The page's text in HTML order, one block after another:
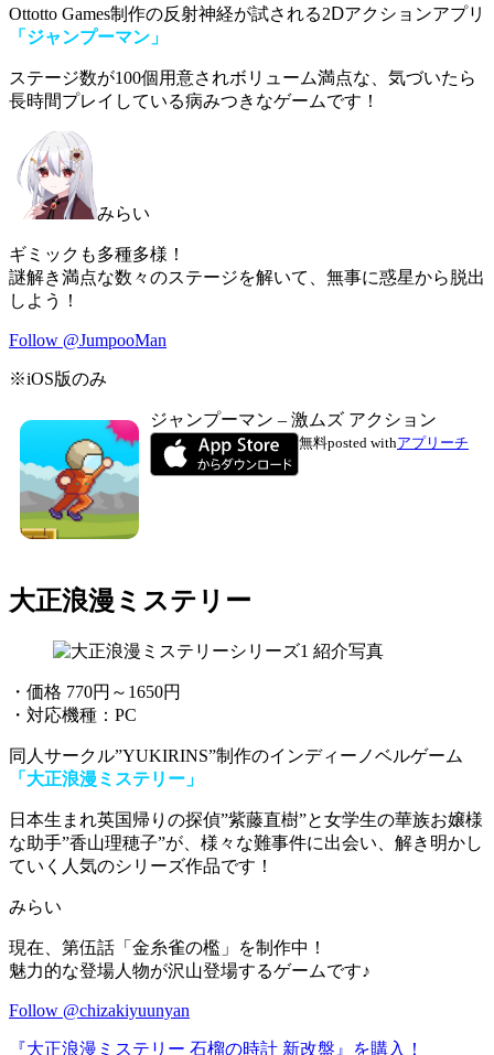
Ottotto Games制作の反射神経が試される2Ⅾアクションアプリ
「ジャンプーマン」
ステージ数が100個用意されボリューム満点な、気づいたら
長時間プレイしている病みつきなゲームです！
みらい
ギミックも多種多様！
謎解き満点な数々のステージを解いて、無事に惑星から脱出
しよう！
Follow @JumpooMan
※iOS版のみ
ジャンプーマン – 激ムズ アクション
無料posted withアプリーチ
大正浪漫ミステリー
・価格 770円～1650円
・対応機種：PC
同人サークル”YUKIRINS”制作のインディーノベルゲーム
「大正浪漫ミステリー」
日本生まれ英国帰りの探偵”紫藤直樹”と女学生の華族お嬢様
な助手”香山理穂子”が、 様々な難事件に出会い、解き明かし
ていく人気のシリーズ作品です！
みらい
現在、第伍話「金糸雀の檻」を制作中！
魅力的な登場人物が沢山登場するゲームです♪
Follow @chizakiyuunyan
『大正浪漫ミステリー 石榴の時計 新改盤』を購入！